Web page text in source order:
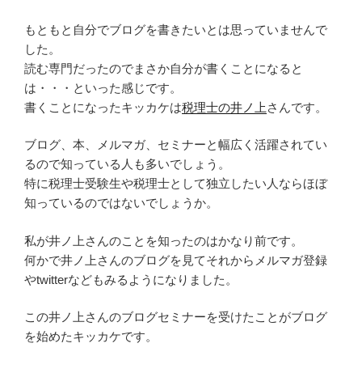
もともと自分でブログを書きたいとは思っていませんで
した。
読む専門だったのでまさか自分が書くことになると
は・・・といった感じです。
書くことになったキッカケは税理士の井ノ上 さんです。
ブログ、本、メルマガ、セミナーと幅広く活躍されてい
るので知っている人も多いでしょう。
特に税理士受験生や税理士として独立したい人ならほぼ
知っているのではないでしょうか。
私が井ノ上さんのことを知ったのはかなり前です。
何かで井ノ上さんのブログを見てそれからメルマガ登録
やtwitterなどもみるようになりました。
この井ノ上さんのブログセミナーを受けたことがブログ
を始めたキッカケです。